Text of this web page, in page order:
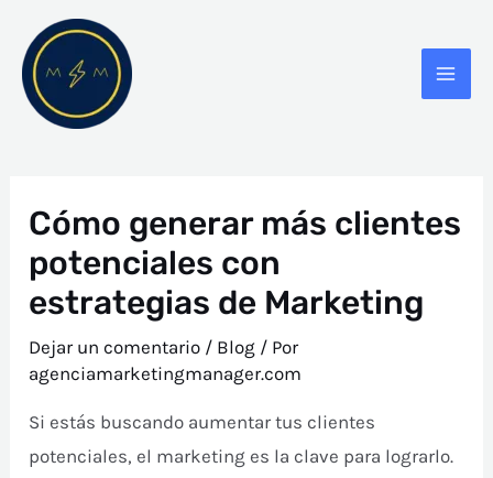
contenido
Cómo generar más clientes
potenciales con
estrategias de Marketing
Dejar un comentario / Blog / Por
agenciamarketingmanager.com
Si estás buscando aumentar tus clientes
potenciales, el marketing es la clave para lograrlo.
Navegación
entradas